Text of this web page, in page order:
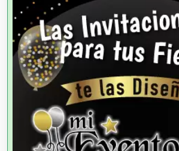
Agencias de Autos
Agencias de Cobranza
Agencias de Colocación